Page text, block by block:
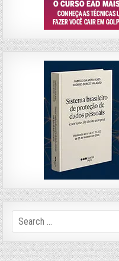
Search
for: